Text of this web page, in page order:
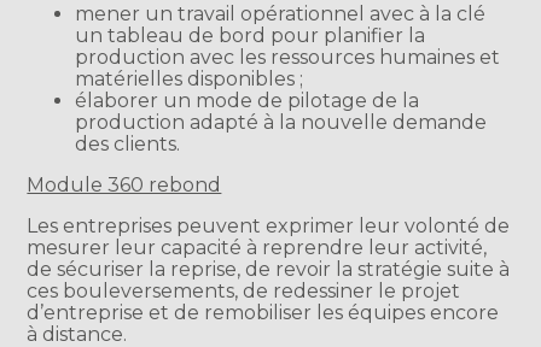
mener un travail opérationnel avec à la clé
un tableau de bord pour planifier la
production avec les ressources humaines et
matérielles disponibles ;
élaborer un mode de pilotage de la
production adapté à la nouvelle demande
des clients.
Module 360 rebond
Les entreprises peuvent exprimer leur volonté de
mesurer leur capacité à reprendre leur activité,
de sécuriser la reprise, de revoir la stratégie suite à
ces bouleversements, de redessiner le projet
d’entreprise et de remobiliser les équipes encore
à distance.